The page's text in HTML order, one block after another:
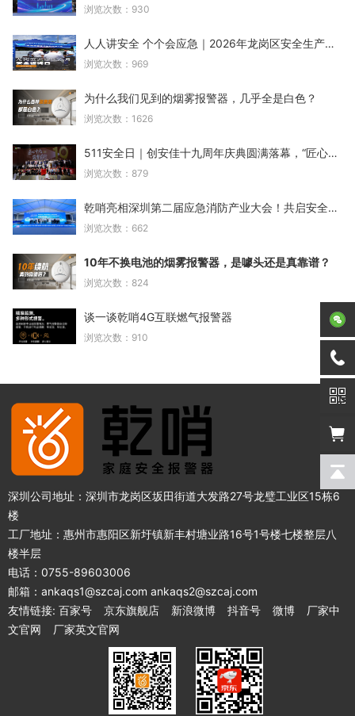
浏览次数：930
人人讲安全 个个会应急｜2026年龙岗区安全生产月宣
浏览次数：969
为什么我们见到的烟雾报警器，几乎全是白色？
浏览次数：1626
511安全日｜创安佳十九周年庆典圆满落幕，“匠心十九
浏览次数：879
乾哨亮相深圳第二届应急消防产业大会！共启安全新篇
浏览次数：662
10年不换电池的烟雾报警器，是噱头还是真靠谱？
浏览次数：824
谈一谈乾哨4G互联燃气报警器
浏览次数：910
深圳公司地址：深圳市龙岗区坂田街道大发路27号龙璧工业区15栋6
楼
工厂地址：惠州市惠阳区新圩镇新丰村塘业路16号1号楼七楼整层八
楼半层
电话：0755-89603006
邮箱：ankaqs1@szcaj.com ankaqs2@szcaj.com
友情链接: 百家号 京东旗舰店 新浪微博 抖音号 微博
厂家中
文官网
厂家英文官网